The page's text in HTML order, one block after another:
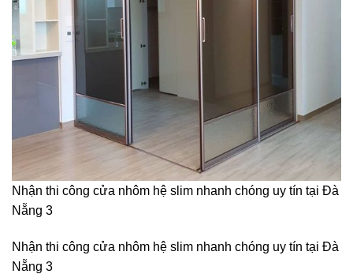
Nhận thi công cửa nhôm hệ slim nhanh chóng uy tín tại Đà
Nẵng 3
Nhận thi công cửa nhôm hệ slim nhanh chóng uy tín tại Đà
Nẵng 3